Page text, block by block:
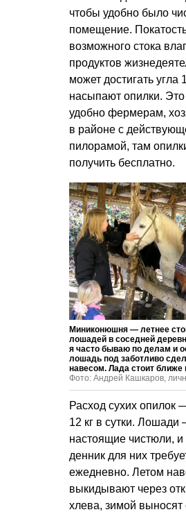
чтобы удобно было
помещение.
возможного стока
продуктов
может достигать угла
насыпают опилки.
удобно фермерам,
в районе с
пилорамой, там
получить бесплатно.
Миниконюшня — летнее
лошадей в соседней
я часто бываю по делам и
лошадь под заботливо
навесом. Лада стоит ближе
Фото: Андрей Кашкаров,
Расход сухих опилок
12 кг в сутки. Лошади
настоящие чистюли,
денник для них
ежедневно. Летом
выкидывают через
хлева, зимой